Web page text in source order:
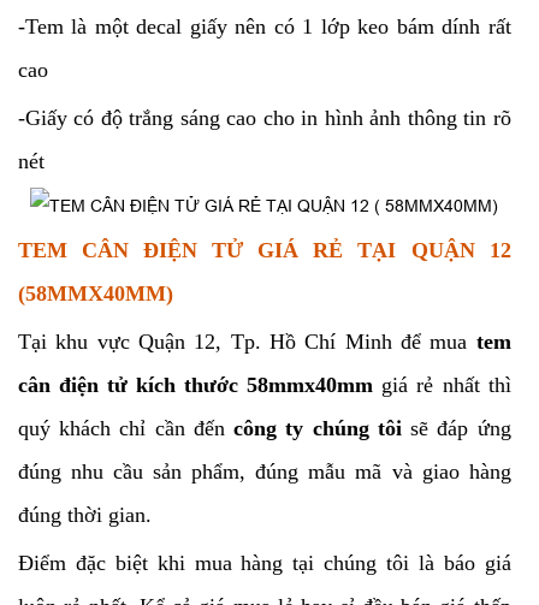
-Tem là một decal giấy nên có 1 lớp keo bám dính rất
cao
-Giấy có độ trắng sáng cao cho in hình ảnh thông tin rõ
nét
TEM CÂN ĐIỆN TỬ GIÁ RẺ TẠI QUẬN 12
(58MMX40MM)
Tại khu vực Quận 12, Tp. Hồ Chí Minh để mua tem
cân điện tử kích thước 58mmx40mm giá rẻ nhất thì
quý khách chỉ cần đếncông ty chúng tôisẽ đáp ứng
đúng nhu cầu sản phẩm, đúng mẫu mã và giao hàng
đúng thời gian.
Điểm đặc biệt khi mua hàng tại chúng tôi là báo giá